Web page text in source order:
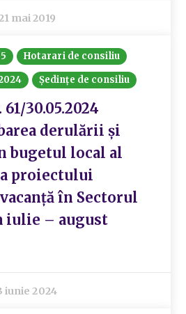
mai 2019
Hotarari de consiliu
Ședințe de consiliu
30.05.2024
derulării și
bugetul local al
proiectului
în Sectorul
iulie – august
iunie 2024